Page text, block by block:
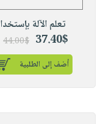
تعلم الآلة بإستخدا
37.40$
44.00$
أضف إلى الطلبية